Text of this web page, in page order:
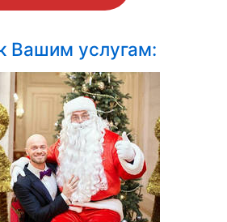
Вашим услугам: